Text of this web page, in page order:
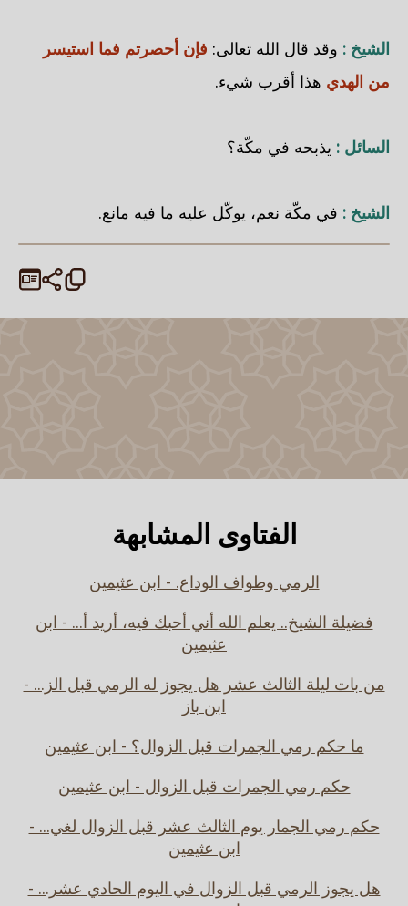
الشيخ : وقد قال الله تعالى: فإن أحصرتم فما استيسر
من الهدي هذا أقرب شيء.
السائل : يذبحه في مكّة؟
الشيخ : في مكّة نعم، يوكّل عليه ما فيه مانع.
الفتاوى المشابهة
الرمي وطواف الوداع. - ابن عثيمين
فضيلة الشيخ.. يعلم الله أني أحبك فيه، أريد أ... - ابن
عثيمين
من بات ليلة الثالث عشر هل يجوز له الرمي قبل الز... -
ابن باز
ما حكم رمي الجمرات قبل الزوال؟ - ابن عثيمين
حكم رمي الجمرات قبل الزوال - ابن عثيمين
حكم رمي الجمار يوم الثالث عشر قبل الزوال لغي... -
ابن عثيمين
هل يجوز الرمي قبل الزوال في اليوم الحادي عشر... -